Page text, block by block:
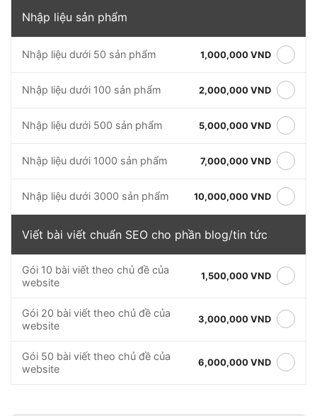
Nhập liệu sản phẩm
Nhập liệu dưới 50 sản phẩm 1,000,000 VND
Nhập liệu dưới 100 sản phẩm 2,000,000 VND
Nhập liệu dưới 500 sản phẩm 5,000,000 VND
Nhập liệu dưới 1000 sản phẩm 7,000,000 VND
Nhập liệu dưới 3000 sản phẩm 10,000,000 VND
Viết bài viết chuẩn SEO cho phần blog/tin tức
Gói 10 bài viết theo chủ đề của
website
1,500,000 VND
Gói 20 bài viết theo chủ đề của
website
3,000,000 VND
Gói 50 bài viết theo chủ đề của
website
6,000,000 VND